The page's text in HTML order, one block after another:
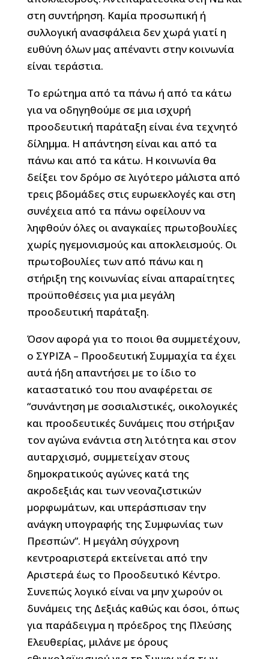
στη συντήρηση. Καμία προσωπική ή
συλλογική ανασφάλεια δεν χωρά γιατί η
ευθύνη όλων μας απέναντι στην κοινωνία
είναι τεράστια.
Το ερώτημα από τα πάνω ή από τα κάτω
για να οδηγηθούμε σε μια ισχυρή
προοδευτική παράταξη είναι ένα τεχνητό
δίλημμα. Η απάντηση είναι και από τα
πάνω και από τα κάτω. Η κοινωνία θα
δείξει τον δρόμο σε λιγότερο μάλιστα από
τρεις βδομάδες στις ευρωεκλογές και στη
συνέχεια από τα πάνω οφείλουν να
ληφθούν όλες οι αναγκαίες πρωτοβουλίες
χωρίς ηγεμονισμούς και αποκλεισμούς. Οι
πρωτοβουλίες των από πάνω και η
στήριξη της κοινωνίας είναι απαραίτητες
προϋποθέσεις για μια μεγάλη
προοδευτική παράταξη.
Όσον αφορά για το ποιοι θα συμμετέχουν,
ο ΣΥΡΙΖΑ – Προοδευτική Συμμαχία τα έχει
αυτά ήδη απαντήσει με το ίδιο το
καταστατικό του που αναφέρεται σε
“συνάντηση με σοσιαλιστικές, οικολογικές
και προοδευτικές δυνάμεις που στήριξαν
τον αγώνα ενάντια στη λιτότητα και στον
αυταρχισμό, συμμετείχαν στους
δημοκρατικούς αγώνες κατά της
ακροδεξιάς και των νεοναζιστικών
μορφωμάτων, και υπεράσπισαν την
ανάγκη υπογραφής της Συμφωνίας των
Πρεσπών”. Η μεγάλη σύγχρονη
κεντροαριστερά εκτείνεται από την
Αριστερά έως το Προοδευτικό Κέντρο.
Συνεπώς λογικό είναι να μην χωρούν οι
δυνάμεις της Δεξιάς καθώς και όσοι, όπως
για παράδειγμα η πρόεδρος της Πλεύσης
Ελευθερίας, μιλάνε με όρους